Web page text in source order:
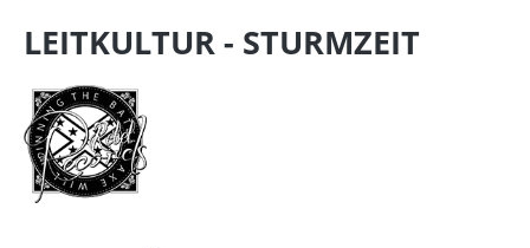
LEITKULTUR - STURMZEIT